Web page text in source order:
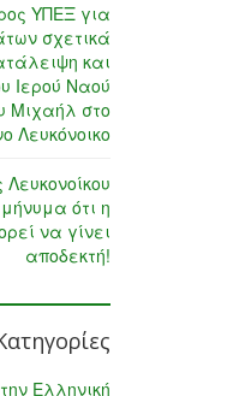
ΥΠΕΞ για
σχετικά
και
Ιερού Ναού
Μιχαήλ στο
Λευκόνοικο
ότι η
να γίνει
αποδεκτή!
Ελληνική